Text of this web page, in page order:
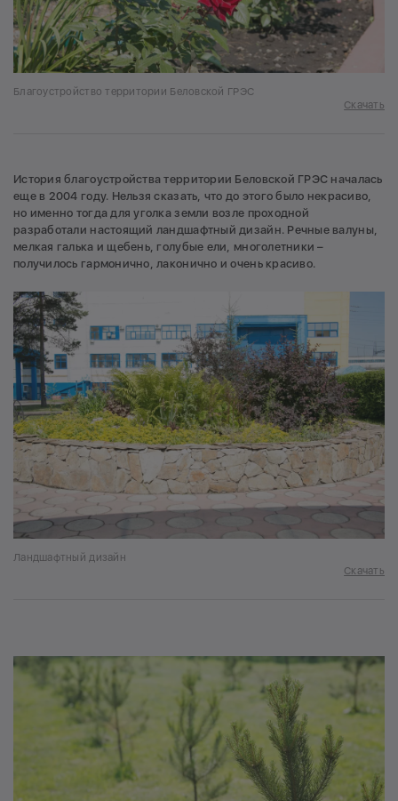
Благоустройство территории Беловской ГРЭС
Скачать
История благоустройства территории Беловской ГРЭС началась
еще в 2004 году. Нельзя сказать, что до этого было некрасиво,
но именно тогда для уголка земли возле проходной
разработали настоящий ландшафтный дизайн. Речные валуны,
мелкая галька и щебень, голубые ели, многолетники –
получилось гармонично, лаконично и очень красиво.
Ландшафтный дизайн
Скачать